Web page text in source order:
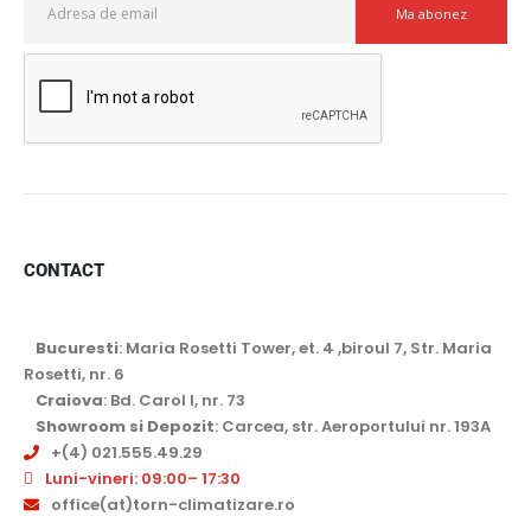
CONTACT
Bucuresti: Maria Rosetti Tower, et. 4 ,biroul 7, Str. Maria
Rosetti, nr. 6
Craiova: Bd. Carol I, nr. 73
Showroom si Depozit: Carcea, str. Aeroportului nr. 193A
+(4) 021.555.49.29
Luni-vineri: 09:00– 17:30
office(at)torn-climatizare.ro